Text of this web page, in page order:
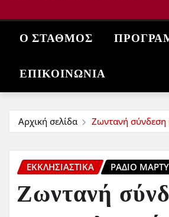
Ο ΣΤΑΘΜΌΣ
ΕΠΙΚΟΙΝΩΝΊΑ
Αρχική σελίδα Ζωντανή σύνδεση
ΕΚΚΛΗΣΙΑΣΤΙΚΆ ΡΆΔΙΟ
Ζωντανή